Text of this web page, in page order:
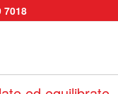
7018